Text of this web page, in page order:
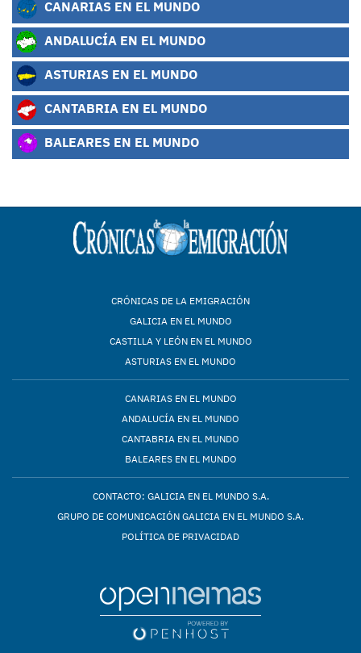
CANARIAS EN EL MUNDO
ANDALUCÍA EN EL MUNDO
ASTURIAS EN EL MUNDO
CANTABRIA EN EL MUNDO
BALEARES EN EL MUNDO
CRÓNICAS DE LA EMIGRACIÓN
GALICIA EN EL MUNDO
CASTILLA Y LEÓN EN EL MUNDO
ASTURIAS EN EL MUNDO
CANARIAS EN EL MUNDO
ANDALUCÍA EN EL MUNDO
CANTABRIA EN EL MUNDO
BALEARES EN EL MUNDO
CONTACTO: GALICIA EN EL MUNDO S.A.
GRUPO DE COMUNICACIÓN GALICIA EN EL MUNDO S.A.
POLÍTICA DE PRIVACIDAD